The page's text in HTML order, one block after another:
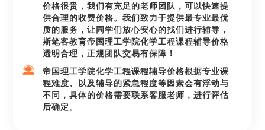
价格很贵，我们有充足的老师团队，可以快速提
供合理的收费价格。我们致力于提供最专业最优
质的服务，让同学们放心安心的找们进行辅导，
斯笔客教育帝国理工学院化学工程课程辅导价格
透明合理，正规团队交易有保障！
帝国理工学院化学工程课程辅导价格根据专业课
程难度、以及辅导的紧急程度等因素会有浮动与
不同，具体的价格需要联系客服老师，进行评估
后确定。